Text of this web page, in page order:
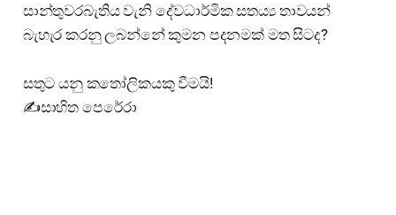
සාන්තුවරබැතිය වැනි දේවධාර්මික සතය්‍ය තාවයන්
බැහැර කරනු ලබන්නේ කුමන පදනමක් මත සිටද?
සතුට යනු කතෝලිකයකු වීමයි!
✍️සාහිත පෙරේරා